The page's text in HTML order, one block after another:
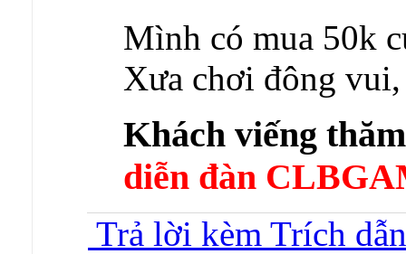
Mình có mua 50k
Xưa chơi đông vui,
Khách viếng
diễn đàn
Trả lời kèm Trích dẫn